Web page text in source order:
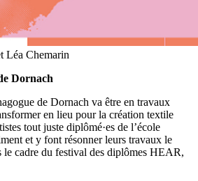
Léa Chemarin
Dornach
de Dornach va être en travaux
en lieu pour la création textile
tout juste diplômé·es de l’école
et y font résonner leurs travaux le
le cadre du festival des diplômes HEAR,